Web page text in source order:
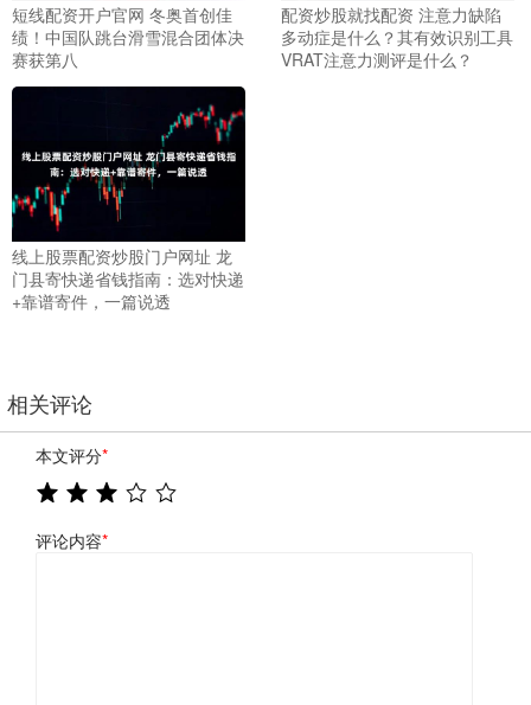
短线配资开户官网 冬奥首创佳
绩！中国队跳台滑雪混合团体决
赛获第八
配资炒股就找配资 注意力缺陷
多动症是什么？其有效识别工具
VRAT注意力测评是什么？
线上股票配资炒股门户网址 龙
门县寄快递省钱指南：选对快递
+靠谱寄件，一篇说透
相关评论
本文评分*
评论内容*